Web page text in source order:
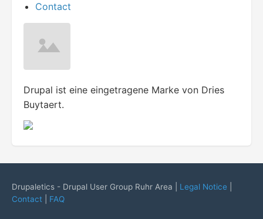
Contact
Drupal ist eine eingetragene Marke von Dries
Buytaert.
Drupaletics - Drupal User Group Ruhr Area | Legal Notice
Contact
FAQ